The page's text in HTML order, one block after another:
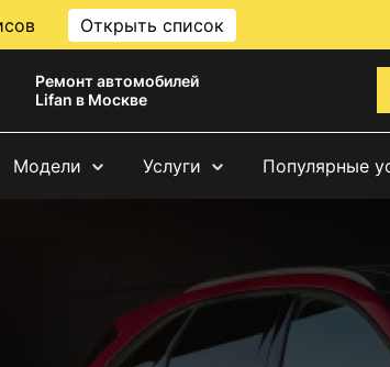
Открыть список
Ремонт автомобилей
Lifan в Москве
Модели Услуги Популярные